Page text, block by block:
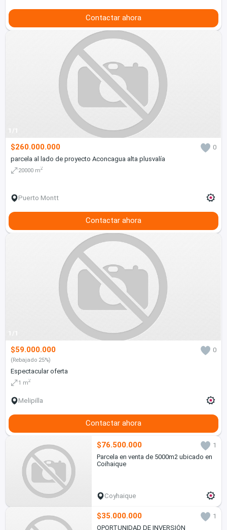
Contactar ahora
1/1
$260.000.000
0
parcela al lado de proyecto Aconcagua alta plusvalía
20000 m2
Puerto Montt
Contactar ahora
1/1
$59.000.000 0
(Rebajado 25%)
Espectacular oferta
1 m2
Melipilla
Contactar ahora
$76.500.000
1
Parcela en venta de 5000m2 ubicado en
Coihaique
Coyhaique
$35.000.000
1
OPORTUNIDAD DE INVERSIÓN